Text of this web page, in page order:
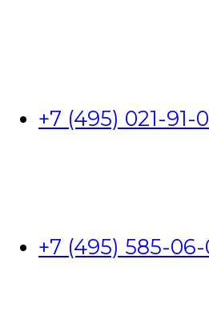
+7 (495) 021-91-
+7 (495) 585-